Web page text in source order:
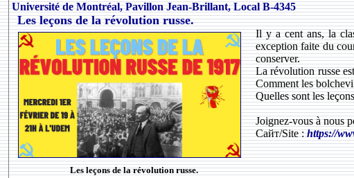
Université de Montréal, Pavillon Jean-Brillant, Local B-4345
Les leçons de la révolution russe.
Les leçons de la révolution russe.
Il y a cent ans, la
exception faite du
conserver.
La révolution russe
Comment les
Quelles sont les
Joignez-vous à nous
Сайт/Site :https://